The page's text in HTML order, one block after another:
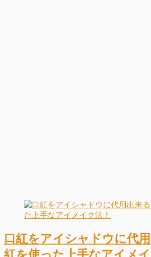
口紅をアイシャドウに代
紅を使った上手なアイメイ